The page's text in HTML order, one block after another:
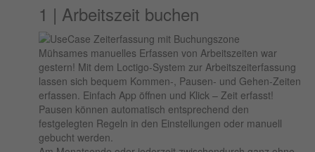
1 | Arbeitszeit buchen
Mühsames manuelles Erfassen von Arbeitszeiten war
gestern! Mit dem Loctigo-System zur Arbeitszeiterfassung
lassen sich bequem Kommen-, Pausen- und Gehen-Zeiten
erfassen. Einfach App öffnen und Klick – Zeit erfasst!
Pausen können automatisch entsprechend den
festgelegten Regeln in den Einstellungen oder manuell
gebucht werden.